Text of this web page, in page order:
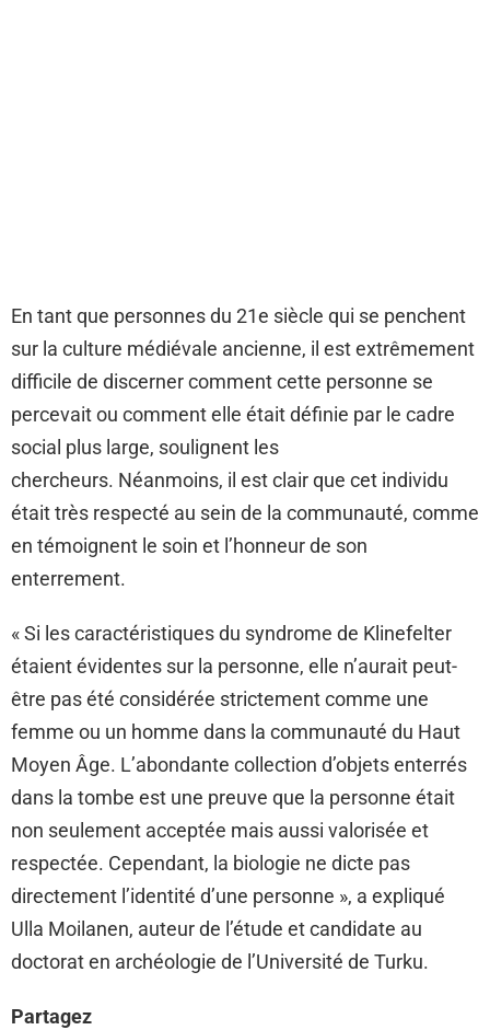
En tant que personnes du 21e siècle qui se penchent
sur la culture médiévale ancienne, il est extrêmement
difficile de discerner comment cette personne se
percevait ou comment elle était définie par le cadre
social plus large, soulignent les
chercheurs. Néanmoins, il est clair que cet individu
était très respecté au sein de la communauté, comme
en témoignent le soin et l’honneur de son
enterrement.
« Si les caractéristiques du syndrome de Klinefelter
étaient évidentes sur la personne, elle n’aurait peut-
être pas été considérée strictement comme une
femme ou un homme dans la communauté du Haut
Moyen Âge. L’abondante collection d’objets enterrés
dans la tombe est une preuve que la personne était
non seulement acceptée mais aussi valorisée et
respectée. Cependant, la biologie ne dicte pas
directement l’identité d’une personne », a expliqué
Ulla Moilanen, auteur de l’étude et candidate au
doctorat en archéologie de l’Université de Turku.
Partagez